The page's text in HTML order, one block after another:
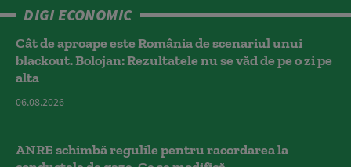
DIGI ECONOMIC
Cât de aproape este România de scenariul unui
blackout. Bolojan: Rezultatele nu se văd de pe o zi pe
alta
06.08.2026
ANRE schimbă regulile pentru racordarea la